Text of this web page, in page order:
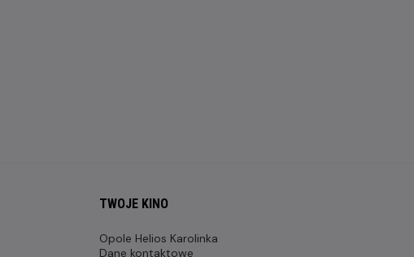
TWOJE KINO
Opole Helios Karolinka
Dane kontaktowe